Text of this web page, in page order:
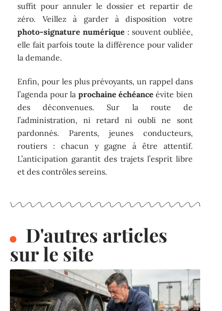
suffit pour annuler le dossier et repartir de
zéro. Veillez à garder à disposition votre
photo-signature numérique : souvent oubliée,
elle fait parfois toute la différence pour valider
la demande.
Enfin, pour les plus prévoyants, un rappel dans
l’agenda pour la prochaine échéance évite bien
des déconvenues. Sur la route de
l’administration, ni retard ni oubli ne sont
pardonnés. Parents, jeunes conducteurs,
routiers : chacun y gagne à être attentif.
L’anticipation garantit des trajets l’esprit libre
et des contrôles sereins.
D'autres articles
sur le site